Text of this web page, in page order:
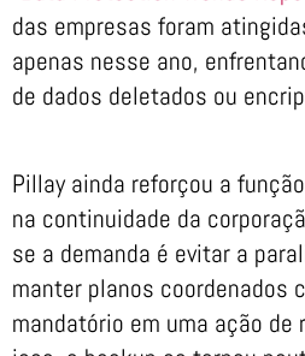
das empresas foram
apenas nesse ano,
de dados deletados ou
Pillay ainda reforçou a
na continuidade da
se a demanda é evitar a
manter planos coordenados
mandatório em uma ação